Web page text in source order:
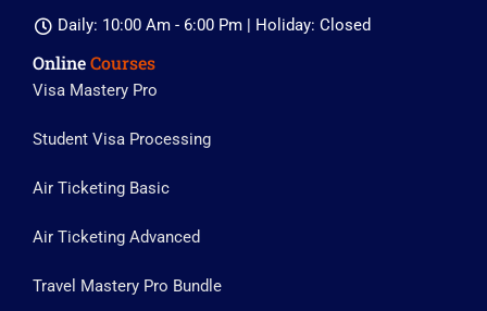
Daily: 10:00 Am - 6:00 Pm | Holiday: Closed
OnlineCourses
Visa Mastery Pro
Student Visa Processing
Air Ticketing Basic
Air Ticketing Advanced
Travel Mastery Pro Bundle